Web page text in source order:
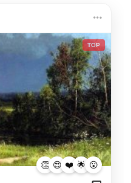
TOP
👏 😍 ❤️ 🌟 😮